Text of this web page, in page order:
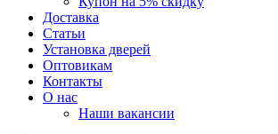
Доставка
Статьи
Установка дверей
Оптовикам
Контакты
О нас
Наши вакансии